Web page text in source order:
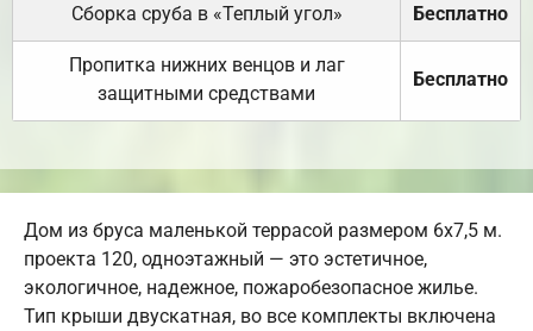
Сборка сруба в «Теплый угол» Бесплатно
Пропитка нижних венцов и лаг
защитными средствами
Бесплатно
Дом из бруса маленькой террасой размером 6х7,5 м.
проекта 120, одноэтажный — это эстетичное,
экологичное, надежное, пожаробезопасное жилье.
Тип крыши двускатная, во все комплекты включена